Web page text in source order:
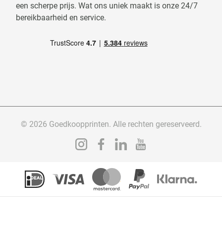
een scherpe prijs. Wat ons uniek maakt is onze 24/7
bereikbaarheid en service.
© 2026 Goedkoopprinten. Alle rechten gereserveerd.